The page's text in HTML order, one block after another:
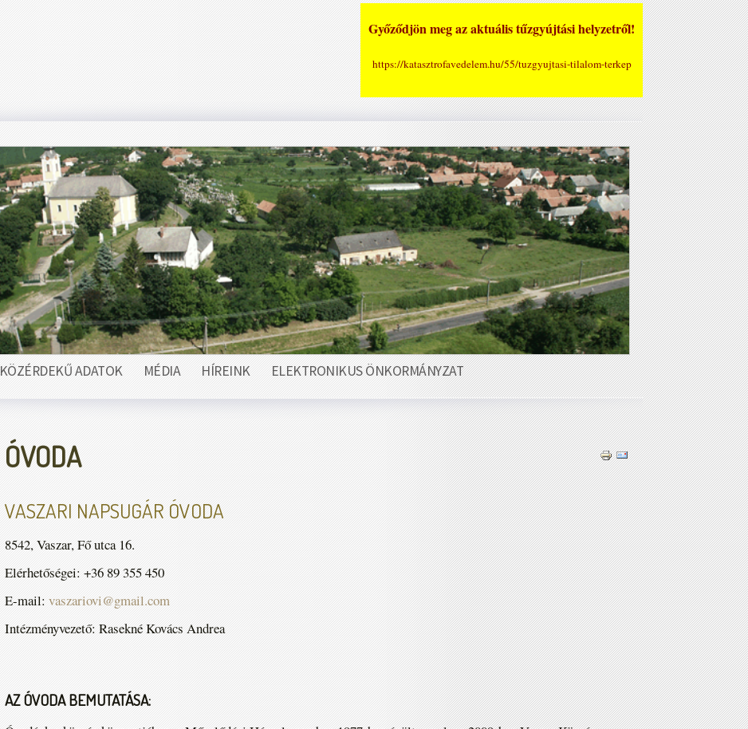
Győződjön meg az aktuális tűzgyújtási helyzetről!
https://katasztrofavedelem.hu/55/tuzgyujtasi-tilalom-terkep
KÖZÉRDEKŰ ADATOK MÉDIA HÍREINK ELEKTRONIKUS ÖNKORMÁNYZAT
ÓVODA
VASZARI NAPSUGÁR ÓVODA
8542, Vaszar, Fő utca 16.
Elérhetőségei: +36 89 355 450
E-mail: vaszariovi@gmail.com
Intézményvezető: Rasekné Kovács Andrea
AZ ÓVODA BEMUTATÁSA: